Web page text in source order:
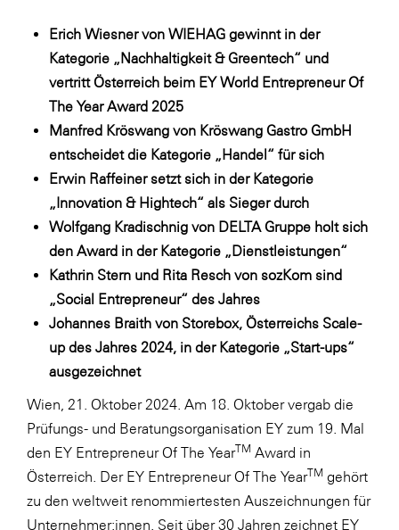
FRoSTA
FV Energierohstoff & Kraftstoff
Gardena
Gas Connect Austria
GBV - Verband gemeinnütziger
Bauvereinigungen
Getzner Werkstoffe
Heimat Österreich
ikp
Johnson & Johnson
JELD-WEN DANA
kosaplaner
LAT Nitrogen
Libro
Lidl Österreich
Die Menü-Manufaktur
Erich Wiesner von WIEHAG gewinnt in der
Kategorie „Nachhaltigkeit & Greentech“ und
vertritt Österreich beim EY World Entrepreneur Of
The Year Award 2025
Manfred Kröswang von Kröswang Gastro GmbH
entscheidet die Kategorie „Handel“ für sich
Erwin Raffeiner setzt sich in der Kategorie
„Innovation & Hightech“ als Sieger durch
Wolfgang Kradischnig von DELTA Gruppe holt sich
den Award in der Kategorie „Dienstleistungen“
Kathrin Stern und Rita Resch von sozKom sind
„Social Entrepreneur“ des Jahres
Johannes Braith von Storebox, Österreichs Scale-
up des Jahres 2024, in der Kategorie „Start-ups“
ausgezeichnet
Wien, 21. Oktober 2024. Am 18. Oktober vergab die
Prüfungs- und Beratungsorganisation EY zum 19. Mal
den EY Entrepreneur Of The YearTM Award in
Österreich. Der EY Entrepreneur Of The YearTM gehört
zu den weltweit renommiertesten Auszeichnungen für
Unternehmer:innen. Seit über 30 Jahren zeichnet EY